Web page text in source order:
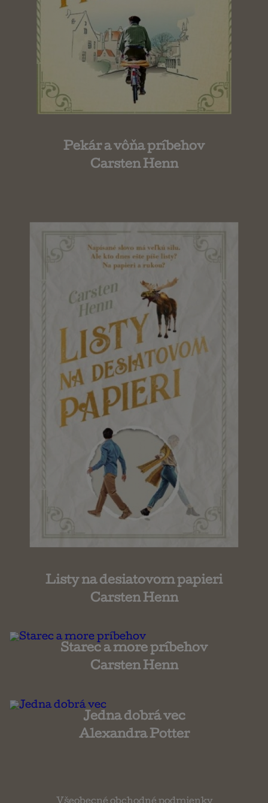
Pekár a vôňa príbehov
Carsten Henn
Listy na desiatovom papieri
Carsten Henn
Starec a more príbehov
Carsten Henn
Jedna dobrá vec
Alexandra Potter